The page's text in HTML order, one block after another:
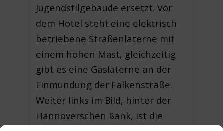
Jugendstilgebäude ersetzt. Vor
dem Hotel steht eine elektrisch
betriebene Straßenlaterne mit
einem hohen Mast, gleichzeitig
gibt es eine Gaslaterne an der
Einmündung der Falkenstraße.
Weiter links im Bild, hinter der
Hannoverschen Bank, ist die